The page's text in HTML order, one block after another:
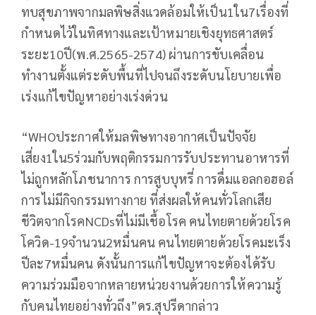
ทบสุขภาพจากมลพิษสิ่งแวดล้อมให้เป็น1ใน7เรื่องที่
กำหนดไว้ในทิศทางและเป้าหมายเชิงยุทธศาสตร์
ระยะ10ปี(พ.ศ.2565-2574) ผ่านการขับเคลื่อน
ทำงานตั้งแต่ระดับพื้นที่ไปจนถึงระดับนโยบายเพื่อ
เร่งแก้ไขปัญหาอย่างเร่งด่วน
“WHOประกาศให้มลพิษทางอากาศเป็นปัจจัย
เสี่ยง1ใน5ร่วมกับพฤติกรรมการรับประทานอาหารที่
ไม่ถูกหลักโภชนาการ การสูบบุหรี่ การดื่มแอลกอฮอล์
การไม่มีกิจกรรมทางกาย ที่ส่งผลให้คนทั่วโลกเสีย
ชีวิตจากโรคNCDsที่ไม่มีเชื้อโรค คนไทยตายด้วยโรค
โควิด-19จำนวน2หมื่นคน คนไทยตายด้วยโรคมะเร็ง
ปีละ7หมื่นคน ดังนั้นการแก้ไขปัญหาจะต้องได้รับ
ความร่วมมือจากหลายหน่วยงานด้วยการให้ความรู้
กับคนไทยอย่างทั่วถึง”ดร.สุปรีดากล่าว